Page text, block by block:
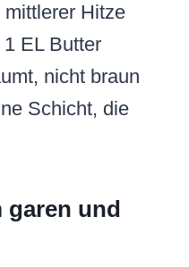
Hitze
EL Butter
nicht braun
Schicht, die
garen und